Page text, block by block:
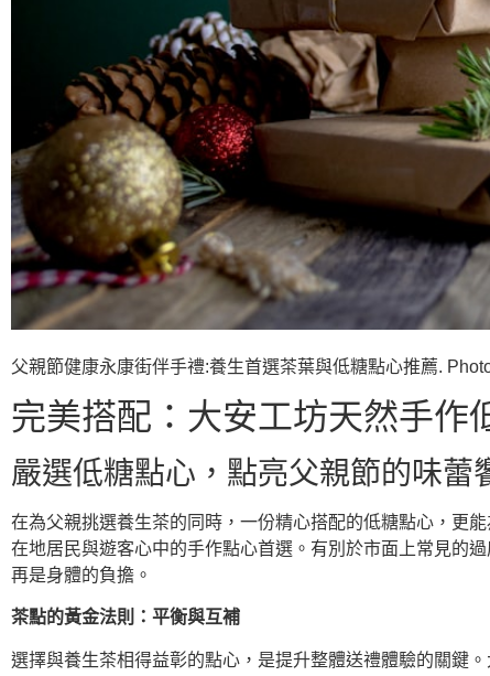
父親節健康永康街伴手禮:養生首選茶葉與低糖點心推薦.
完美搭配：大安工坊天然手作
嚴選低糖點心，點亮父親節的味蕾
在為父親挑選養生茶的同時，一份精心搭配的低糖點心，更
在地居民與遊客心中的手作點心首選。有別於市面上常見的
再是身體的負擔。
茶點的黃金法則：平衡與互補
選擇與養生茶相得益彰的點心，是提升整體送禮體驗的關鍵